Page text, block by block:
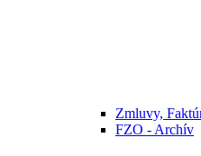
Zmluvy,
FZO - Archív